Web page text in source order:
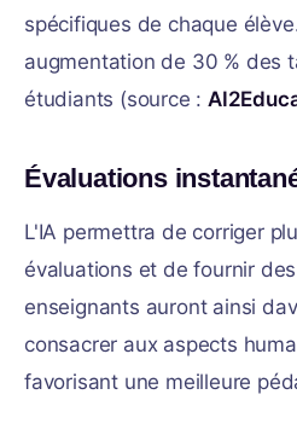
spécifiques de chaque
augmentation de 30 % des
étudiants (source :
Évaluations
L'IA permettra de corriger
évaluations et de fournir
enseignants auront ainsi
consacrer aux aspects
favorisant une meilleure